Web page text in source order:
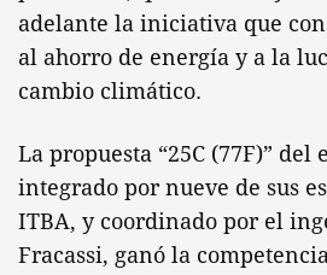
adelante la iniciativa que
al ahorro de energía y a la
cambio climático.
La propuesta “25C (77F)” del
integrado por nueve de sus
ITBA, y coordinado por el
Fracassi, ganó la